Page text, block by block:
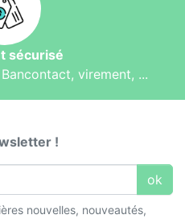
sécurisé
virement, ...
!
ok
nouvelles, nouveautés,